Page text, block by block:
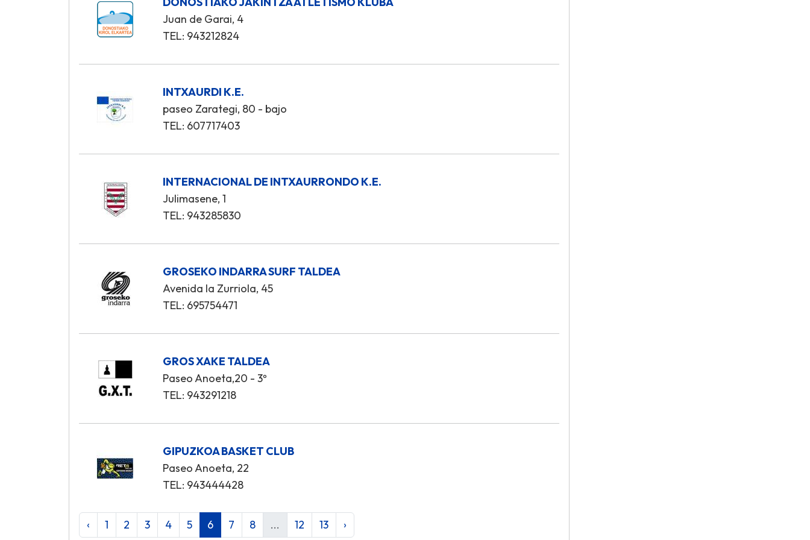
Juan de Garai, 4
TEL: 943212824
INTXAURDI K.E.
paseo Zarategi, 80 - bajo
TEL: 607717403
INTERNACIONAL DE INTXAURRONDO K.E.
Julimasene, 1
TEL: 943285830
GROSEKO INDARRA SURF TALDEA
Avenida la Zurriola, 45
TEL: 695754471
GROS XAKE TALDEA
Paseo Anoeta,20 - 3º
TEL: 943291218
GIPUZKOA BASKET CLUB
Paseo Anoeta, 22
TEL: 943444428
‹ 1 2 3 4 5 6 7 8 ... 12 13 ›